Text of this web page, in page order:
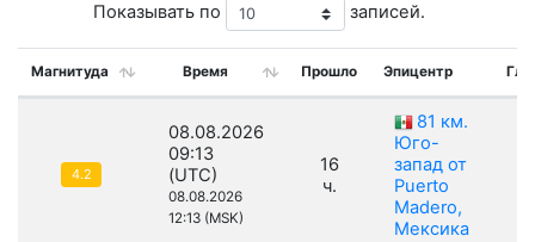
Показывать по записей.
Магнитуда Время Прошло Эпицентр
4.2
08.08.2026
09:13
(UTC)
08.08.2026
12:13 (MSK)
16
ч.
81 км.
Юго-
запад от
Puerto
Madero,
Мексика